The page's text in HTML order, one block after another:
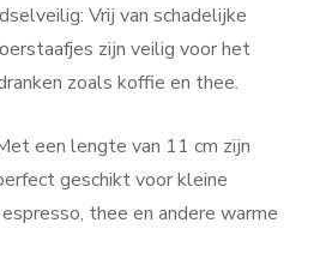
Vrij van schadelijke
zijn veilig voor het
zoals koffie en thee.
een lengte van 11 cm zijn
geschikt voor kleine
thee en andere warme